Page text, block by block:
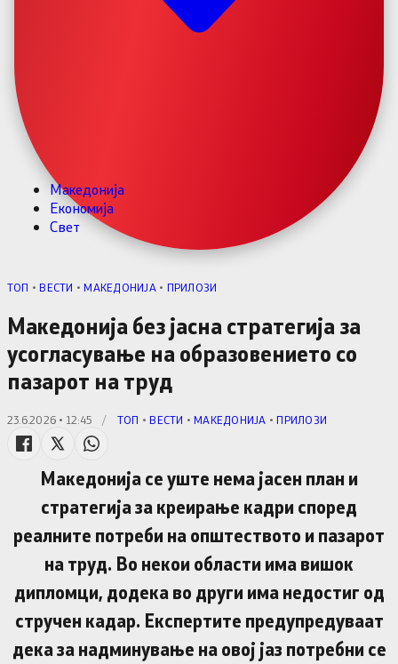
Македонија
Економија
Свет
TОП •ВЕСТИ •МАКЕДОНИЈА • ПРИЛОЗИ
Македонија без јасна стратегија за
усогласување на образовението со
пазарот на труд
23.6.2026 • 12:45 / TОП •ВЕСТИ •МАКЕДОНИЈА •ПРИЛОЗИ
Македонија се уште нема јасен план и
стратегија за креирање кадри според
реалните потреби на општеството и пазарот
на труд. Во некои области има вишок
дипломци, додека во други има недостиг од
стручен кадар. Експертите предупредуваат
дека за надминување на овој јаз потребни се